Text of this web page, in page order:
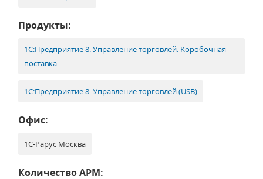
Продукты:
1С:Предприятие 8. Управление торговлей. Коробочная
поставка
1С:Предприятие 8. Управление торговлей (USB)
Офис:
1С-Рарус Москва
Количество АРМ: